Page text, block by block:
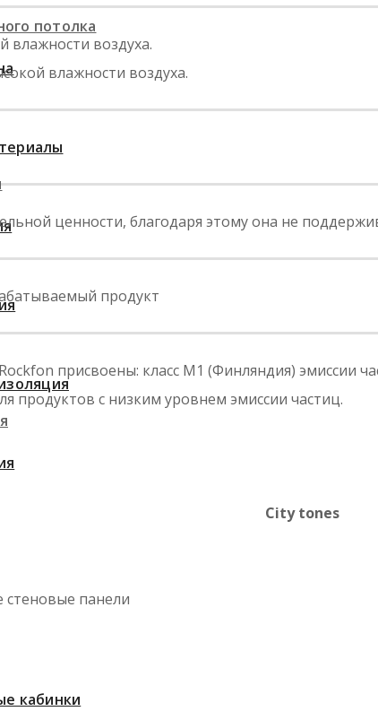
потолка
кабинки
влажности воздуха.
влажности воздуха.
ценности, благодаря этому она не
продукт
присвоены: класс M1 (Финляндия) эмиссии
продуктов с низким уровнем эмиссии частиц.
City tones